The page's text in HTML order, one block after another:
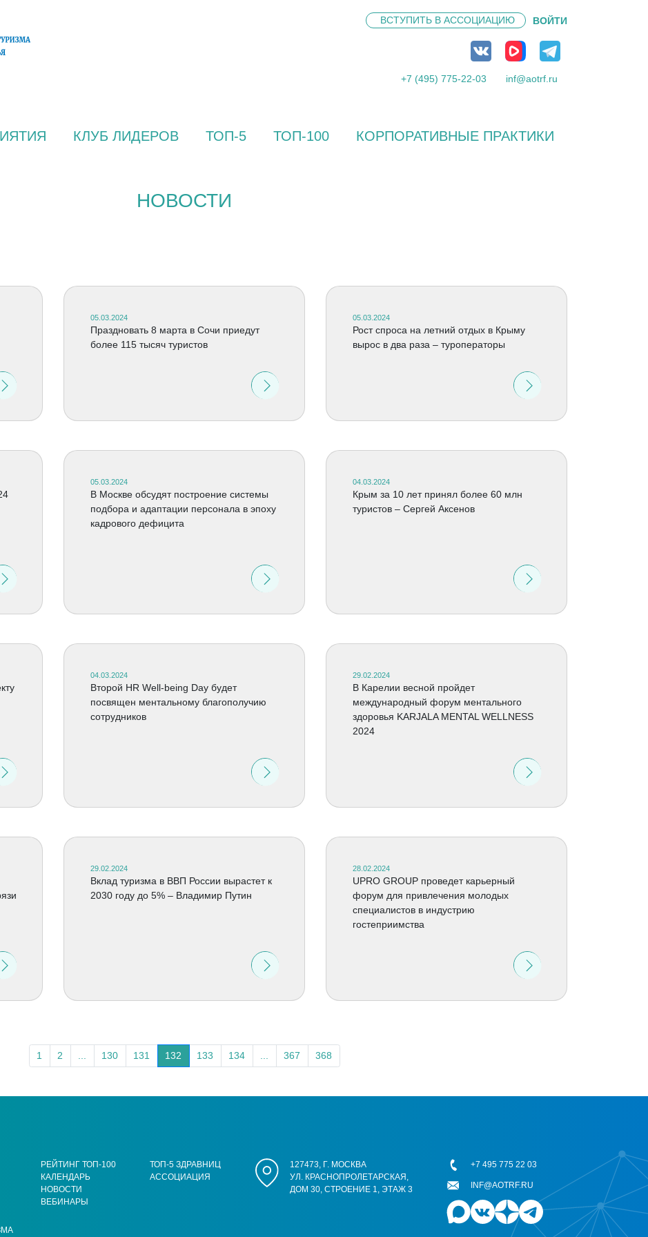
ВСТУПИТЬ В АССОЦИАЦИЮ ВОЙТИ
+7 (495) 775-22-03 inf@aotrf.ru
КЛУБ ЛИДЕРОВ ТОП-5 ТОП-100 КОРПОРАТИВНЫЕ ПРАКТИКИ
НОВОСТИ
05.03.2024
Праздновать 8 марта в Сочи приедут
более 115 тысяч туристов
05.03.2024
Рост спроса на летний отдых в Крыму
вырос в два раза – туроператоры
05.03.2024
В Москве обсудят построение системы
подбора и адаптации персонала в эпоху
кадрового дефицита
04.03.2024
Крым за 10 лет принял более 60 млн
туристов – Сергей Аксенов
04.03.2024
Второй HR Well-being Day будет
посвящен ментальному благополучию
сотрудников
29.02.2024
В Карелии весной пройдет
международный форум ментального
здоровья KARJALA MENTAL WELLNESS
2024
29.02.2024
Вклад туризма в ВВП России вырастет к
2030 году до 5% – Владимир Путин
28.02.2024
UPRO GROUP проведет карьерный
форум для привлечения молодых
специалистов в индустрию
гостеприимства
1 2 130 131 132 133 134 367 368
РЕЙТИНГ ТОП-100
КАЛЕНДАРЬ
НОВОСТИ
ВЕБИНАРЫ
ТОП-5 ЗДРАВНИЦ
АССОЦИАЦИЯ
127473, Г. МОСКВА
УЛ. КРАСНОПРОЛЕТАРСКАЯ,
ДОМ 30, СТРОЕНИЕ 1, ЭТАЖ 3
+7 495 775 22 03
INF@AOTRF.RU